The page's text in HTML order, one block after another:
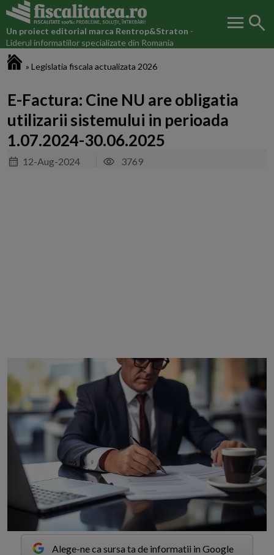
Un proiect editorial marca Rentrop&Straton -
Liderul informatiilor specializate din Romania
menu search
» Legislatia fiscala actualizata 2026
E-Factura: Cine NU are obligatia
utilizarii sistemului in perioada
1.07.2024-30.06.2025
12-Aug-2024 3769
Alege-ne ca sursa ta de informatii in Google